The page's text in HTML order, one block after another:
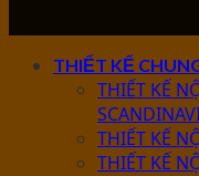
THIẾT KẾ
THIẾT KẾ
THIẾT KẾ
THIẾT KẾ